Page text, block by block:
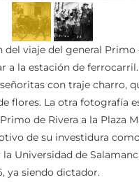
del viaje del general Primo
a la estación de
con traje charro,
flores. La otra fotografía
de Rivera a la Plaza
de su investidura
Universidad de
ya siendo dictador.